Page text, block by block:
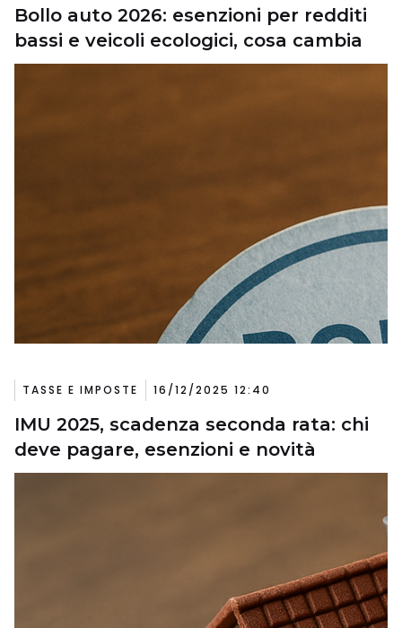
Bollo auto 2026: esenzioni per redditi
bassi e veicoli ecologici, cosa cambia
TASSE E IMPOSTE 16/12/2025 12:40
IMU 2025, scadenza seconda rata: chi
deve pagare, esenzioni e novità